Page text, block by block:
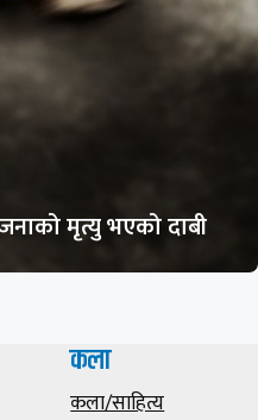
मृत्यु भएको दाबी
कला
कला/साहित्य